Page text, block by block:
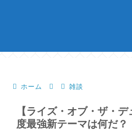
ホーム 雑談
【ライズ・オブ・ザ・
度最強新テーマは何だ